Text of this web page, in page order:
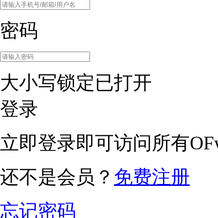
密码
大小写锁定已打开
登录
立即登录即可访问所有
还不是会员？ 免费注册
忘记密码